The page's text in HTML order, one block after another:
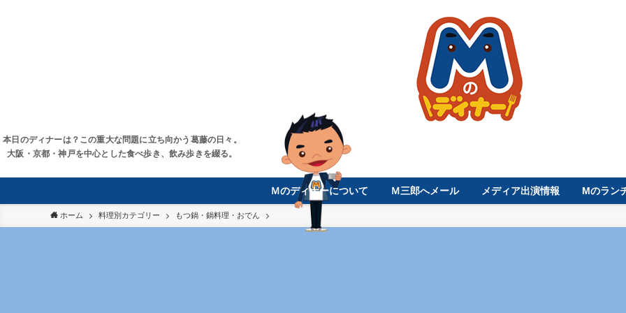
本日のディナーは？この重大な問題に立ち向かう葛藤の日々。
大阪・京都・神戸を中心とした食べ歩き、飲み歩きを綴る。
Ｍのディナーについて Ｍ三郎へメール メディア出演情報 Mのラン
ホーム 料理別カテゴリー もつ鍋・鍋料理・おでん